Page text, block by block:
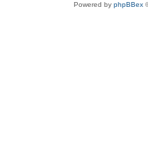
Powered by phpBBex